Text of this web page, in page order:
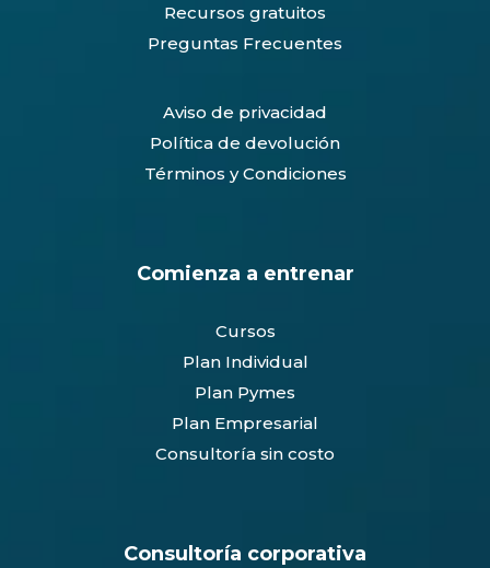
Recursos gratuitos
Preguntas Frecuentes
Aviso de privacidad
Política de devolución
Términos y Condiciones
Comienza a entrenar
Cursos
Plan Individual
Plan Pymes
Plan Empresarial
Consultoría sin costo
Consultoría corporativa